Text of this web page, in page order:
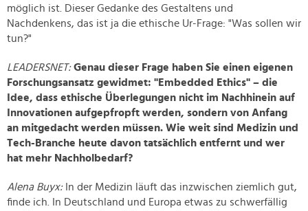
möglich ist. Dieser Gedanke des Gestaltens und
Nachdenkens, das ist ja die ethische Ur-Frage: "Was sollen wir
tun?"
LEADERSNET: Genau dieser Frage haben Sie einen eigenen
Forschungsansatz gewidmet: "Embedded Ethics" – die
Idee, dass ethische Überlegungen nicht im Nachhinein auf
Innovationen aufgepfropft werden, sondern von Anfang
an mitgedacht werden müssen. Wie weit sind Medizin und
Tech-Branche heute davon tatsächlich entfernt und wer
hat mehr Nachholbedarf?
Alena Buyx:In der Medizin läuft das inzwischen ziemlich gut,
finde ich. In Deutschland und Europa etwas zu schwerfällig